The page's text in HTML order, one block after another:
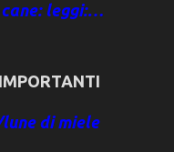
leggi:…
di miele